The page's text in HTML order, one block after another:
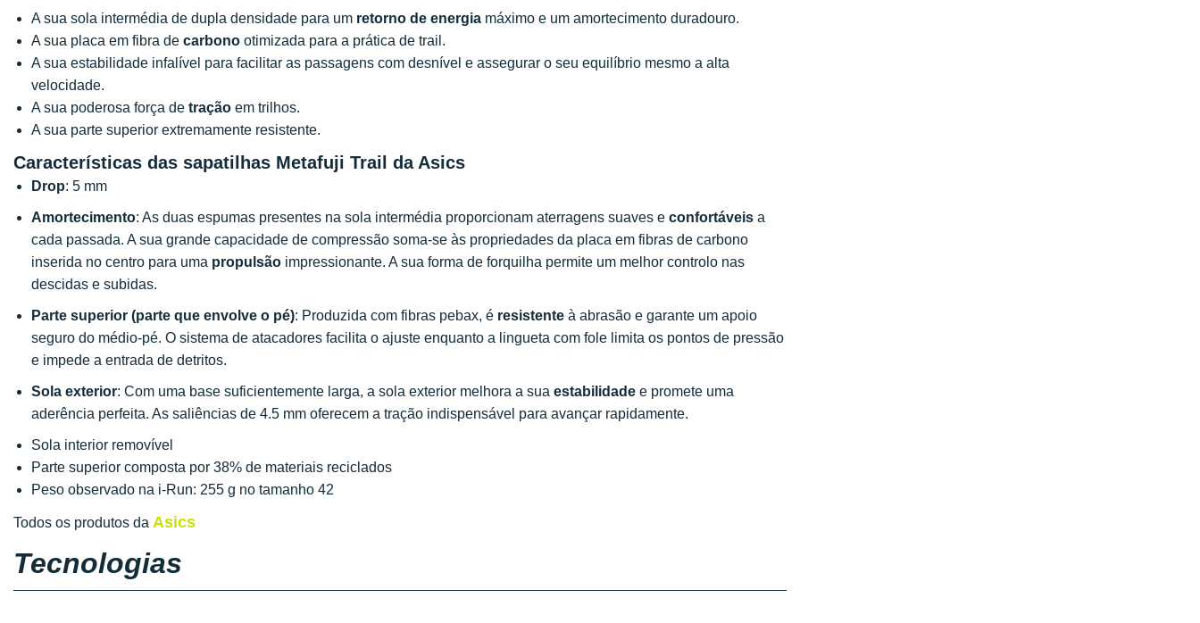
A sua sola intermédia de dupla densidade para um retorno de energia máximo e um amortecimento duradouro.
A sua placa em fibra de carbono otimizada para a prática de trail.
A sua estabilidade infalível para facilitar as passagens com desnível e assegurar o seu equilíbrio mesmo a alta
velocidade.
A sua poderosa força de tração em trilhos.
A sua parte superior extremamente resistente.
Características das sapatilhas Metafuji Trail da Asics
Drop: 5 mm
Amortecimento: As duas espumas presentes na sola intermédia proporcionam aterragens suaves e confortáveis a
cada passada. A sua grande capacidade de compressão soma-se às propriedades da placa em fibras de carbono
inserida no centro para uma propulsão impressionante. A sua forma de forquilha permite um melhor controlo nas
descidas e subidas.
Parte superior (parte que envolve o pé): Produzida com fibras pebax, é resistente à abrasão e garante um apoio
seguro do médio-pé. O sistema de atacadores facilita o ajuste enquanto a lingueta com fole limita os pontos de pressão
e impede a entrada de detritos.
Sola exterior: Com uma base suficientemente larga, a sola exterior melhora a sua estabilidade e promete uma
aderência perfeita. As saliências de 4.5 mm oferecem a tração indispensável para avançar rapidamente.
Sola interior removível
Parte superior composta por 38% de materiais reciclados
Peso observado na i-Run: 255 g no tamanho 42
Todos os produtos da Asics
Tecnologias